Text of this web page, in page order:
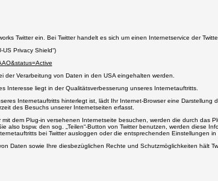
Twitter ein. Bei Twitter handelt es sich um einen Internetservice der
Privacy Shield“)
Verarbeitung von Daten in den USA eingehalten werden.
Interesse liegt in der Qualitätsverbesserung unseres Internetauftritts.
Internetauftritts hinterlegt ist, lädt Ihr Internet-Browser eine
des Besuchs unserer Internetseiten erfasst.
dem Plug-in versehenen Internetseite besuchen, werden die durch das
also bspw. den sog. „Teilen“-Button von Twitter benutzen, werden diese
bei Twitter ausloggen oder die entsprechenden Einstellungen in
Daten sowie Ihre diesbezüglichen Rechte und Schutzmöglichkeiten hält